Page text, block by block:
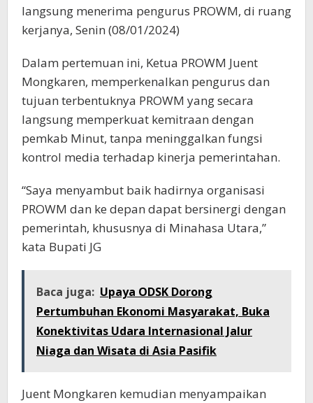
langsung menerima pengurus PROWM, di ruang
kerjanya, Senin (08/01/2024)
Dalam pertemuan ini, Ketua PROWM Juent
Mongkaren, memperkenalkan pengurus dan
tujuan terbentuknya PROWM yang secara
langsung memperkuat kemitraan dengan
pemkab Minut, tanpa meninggalkan fungsi
kontrol media terhadap kinerja pemerintahan.
“Saya menyambut baik hadirnya organisasi
PROWM dan ke depan dapat bersinergi dengan
pemerintah, khususnya di Minahasa Utara,”
kata Bupati JG
Baca juga: Upaya ODSK Dorong
Pertumbuhan Ekonomi Masyarakat, Buka
Konektivitas Udara Internasional Jalur
Niaga dan Wisata di Asia Pasifik
Juent Mongkaren kemudian menyampaikan